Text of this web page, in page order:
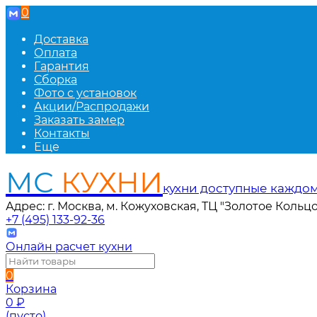
0
Доставка
Оплата
Гарантия
Сборка
Фото с установок
Акции/Распродажи
Заказать замер
Контакты
Еще
МС КУХНИ кухни доступные
Адрес: г. Москва, м. Кожуховская, ТЦ "Золотое
+7 (495) 133-92-36
Онлайн расчет кухни
0
Корзина
0 ₽